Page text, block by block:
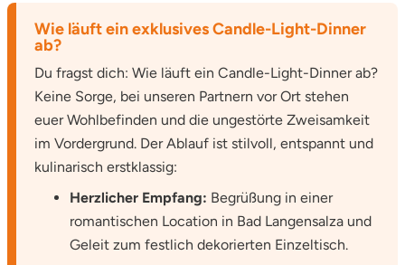
Wie läuft ein exklusives Candle-Light-Dinner
ab?
Du fragst dich: Wie läuft ein Candle-Light-Dinner ab?
Keine Sorge, bei unseren Partnern vor Ort stehen
euer Wohlbefinden und die ungestörte Zweisamkeit
im Vordergrund. Der Ablauf ist stilvoll, entspannt und
kulinarisch erstklassig:
Herzlicher Empfang: Begrüßung in einer
romantischen Location in Bad Langensalza und
Geleit zum festlich dekorierten Einzeltisch.
Villingen Schwenningen
Vorpommern-Greifswald
Vorpommern-Rügen